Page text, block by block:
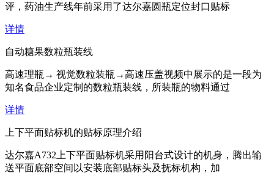
评，药油生产线年前采用了达尔嘉圆瓶定位封口贴标
详情
自动糖果数粒瓶装线
高速理瓶→ 视觉数粒装瓶→高速压盖视频中展示的是一段为
知名食品企业定制的数粒瓶装线，所装瓶的物料通过
详情
上下平面贴标机的贴标原理介绍
达尔嘉A732上下平面贴标机采用阳台式设计的机身，腾出输
送平面底部空间以安装底部贴标头及抚标机构，加